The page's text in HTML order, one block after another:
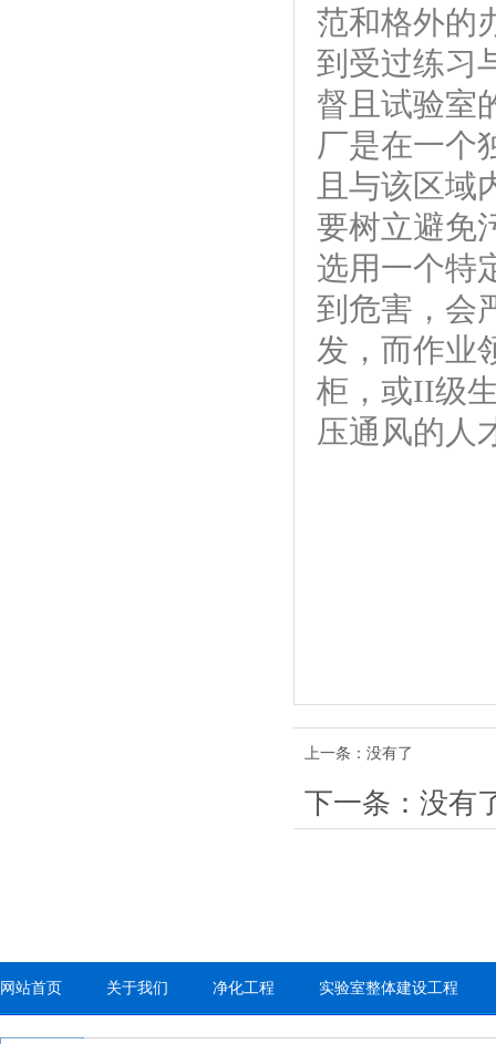
范和格外的
到受过练习
督且试验室
厂是在一个
且与该区域
要树立避免
选用一个特
到危害，会
发，而作业
柜，或II级
压通风的人
上一条：没有了
下一条：没有
网站首页 关于我们 净化工程 实验室整体建设工程